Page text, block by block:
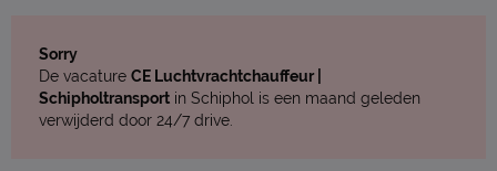
Sorry
De vacature CE Luchtvrachtchauffeur |
Schipholtransport in Schiphol is een maand geleden
verwijderd door 24/7 drive.